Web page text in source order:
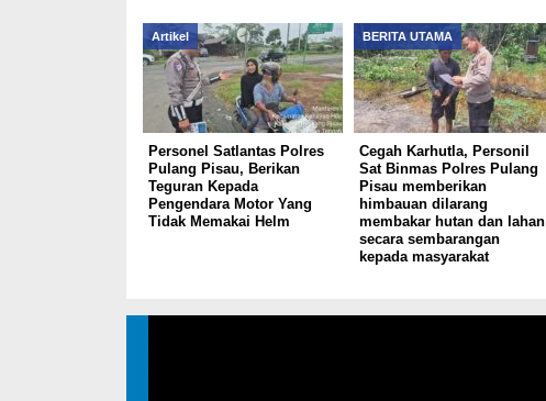
Artikel
Personel Satlantas Polres
Pulang Pisau, Berikan
Teguran Kepada
Pengendara Motor Yang
Tidak Memakai Helm
BERITA UTAMA
Cegah Karhutla, Personil
Sat Binmas Polres Pulang
Pisau memberikan
himbauan dilarang
membakar hutan dan lahan
secara sembarangan
kepada masyarakat